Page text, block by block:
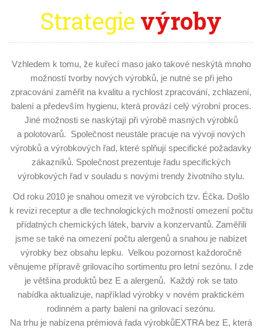
Strategie výroby
Vzhledem k tomu, že kuřecí maso jako takové neskýtá mnoho
možností tvorby nových výrobků, je nutné se při jeho
zpracování zaměřit na kvalitu a rychlost zpracování, zchlazení,
balení a především hygienu, která provází celý výrobní proces.
Jiné možnosti se naskýtají při výrobě masných výrobků
a polotovarů. Společnost neustále pracuje na vývoji nových
výrobků a výrobkových řad, které splňují specifické požadavky
zákazníků. Společnost prezentuje řadu specifických
výrobkových řad v souladu s novými trendy životního stylu.
Od roku 2010 je snahou omezit ve výrobcích tzv. Éčka. Došlo
k revizi receptur a dle technologických možností omezení počtu
přídatných chemických látek, barviv a konzervantů. Zaměřili
jsme se také na omezení počtu alergenů a snahou je nabízet
výrobky bez obsahu lepku. Velkou pozornost každoročně
věnujeme přípravě grilovacího sortimentu pro letní sezónu. I zde
je většina produktů bez E a alergenů. Každý rok se tato
nabídka aktualizuje, například výrobky v novém praktickém
rodinném a party balení na grilovací sezónu.
Na trhu je nabízena prémiová řada výrobkůEXTRA bez E, která